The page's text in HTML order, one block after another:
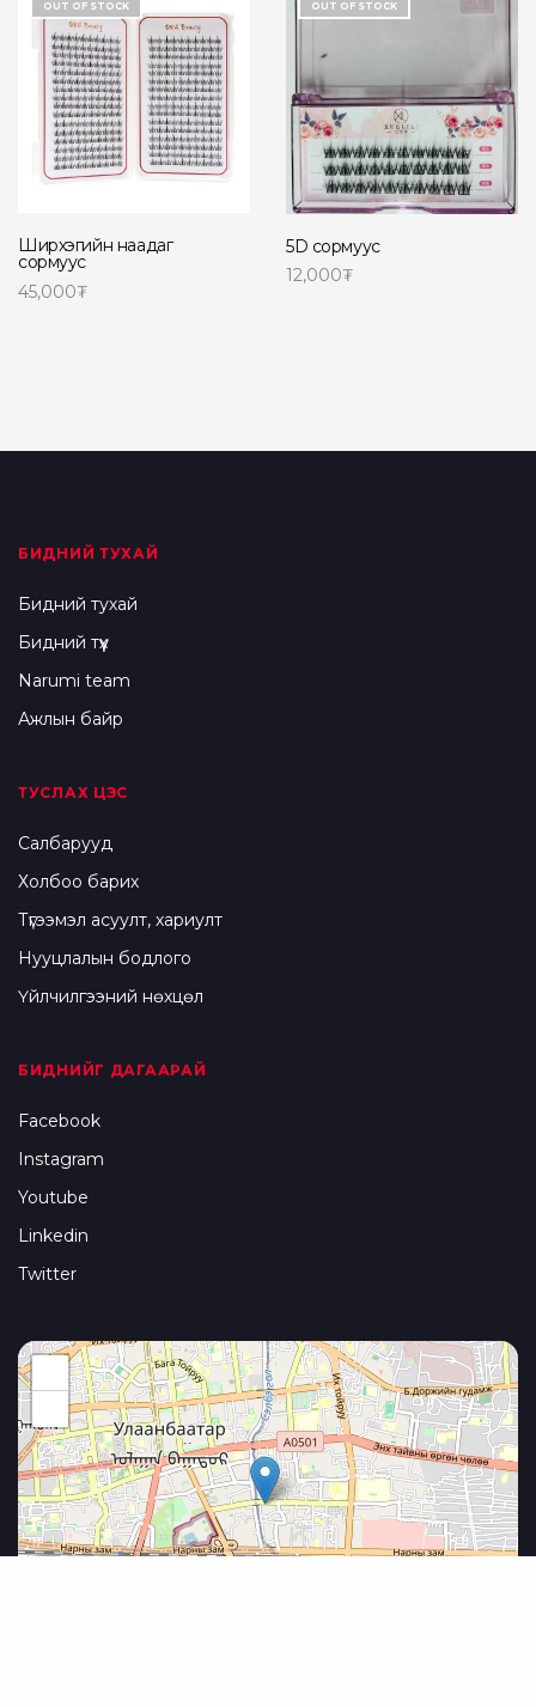
OUT OF STOCK
Ширхэгийн наадаг
сормуус
45,000₮
OUT OF STOCK
5D сормуус
12,000₮
БИДНИЙ ТУХАЙ
Бидний тухай
Бидний түүх
Narumi team
Ажлын байр
ТУСЛАХ ЦЭС
Салбарууд
Холбоо барих
Түгээмэл асуулт, хариулт
Нууцлалын бодлого
Үйлчилгээний нөхцөл
БИДНИЙГ ДАГААРАЙ
Facebook
Instagram
Youtube
Linkedin
Twitter